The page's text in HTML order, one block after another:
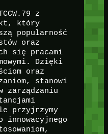
z
który
popularność
oraz
się pracami
Dzięki
oraz
stanowi
zarządzaniu
przyjrzymy
innowacyjnego